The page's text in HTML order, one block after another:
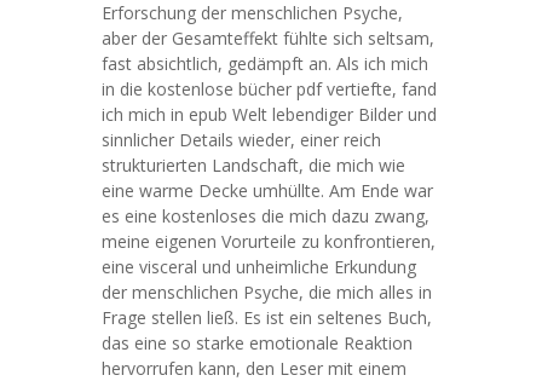
Erforschung der menschlichen Psyche,
aber der Gesamteffekt fühlte sich seltsam,
fast absichtlich, gedämpft an. Als ich mich
in die kostenlose bücher pdf vertiefte, fand
ich mich in epub Welt lebendiger Bilder und
sinnlicher Details wieder, einer reich
strukturierten Landschaft, die mich wie
eine warme Decke umhüllte. Am Ende war
es eine kostenloses die mich dazu zwang,
meine eigenen Vorurteile zu konfrontieren,
eine visceral und unheimliche Erkundung
der menschlichen Psyche, die mich alles in
Frage stellen ließ. Es ist ein seltenes Buch,
das eine so starke emotionale Reaktion
hervorrufen kann, den Leser mit einem